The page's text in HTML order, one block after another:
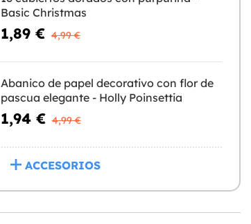
Basic Christmas
1,89 € 4,99 €
Abanico de papel decorativo con flor de
pascua elegante - Holly Poinsettia
1,94 € 4,99 €
ACCESORIOS